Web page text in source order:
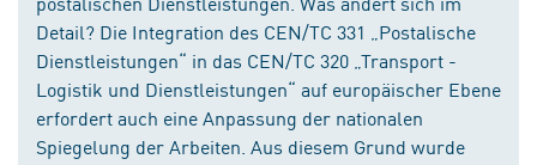
Detail? Die Integration des CEN/TC 331 „Postalische
Dienstleistungen“ in das CEN/TC 320 „Transport -
Logistik und Dienstleistungen“ auf europäischer Ebene
erfordert auch eine Anpassung der nationalen
Spiegelung der Arbeiten. Aus diesem Grund wurde